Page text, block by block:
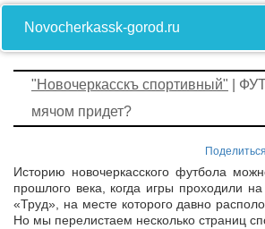
Novocherkassk-gorod.ru
"Новочеркасскъ спортивный" |
мячом придет?
Поделиться
Историю новочеркасского футбола
прошлого века, когда игры проходили
«Труд», на месте которого давно
Но мы перелистаем несколько страниц